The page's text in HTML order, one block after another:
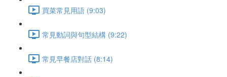
買菜常見用語 (9:03)
常見動詞與句型結構 (9:22)
常見早餐店對話 (8:14)